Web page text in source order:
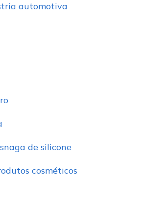
automotiva
de silicone
cosméticos